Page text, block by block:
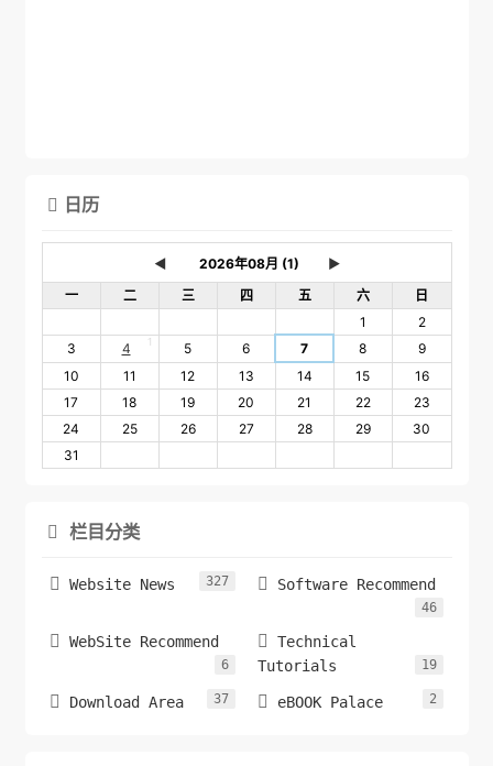
 日历
◄
►
一
二 三 四 五 六
日
1
2
3
4 1 5 6 7 8
9
10
11 12 13 14 15
16
17
18 19 20 21 22
23
24
25 26 27 28 29
30
31
 栏目分类
 Website News 327  Software Recommend
46
 WebSite Recommend
6

Technical
Tutorials
19
 Download Area 37  eBOOK Palace 2